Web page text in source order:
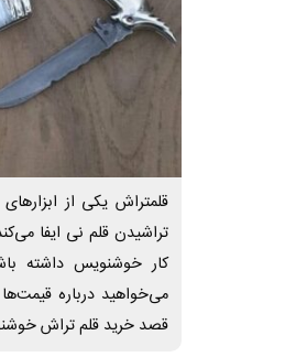
قلمتراش یکی از
تراشیدن قلم نی ایفا
کار خوشنویس داشته
می‌خواهید درباره
قصد خرید قلم تراش